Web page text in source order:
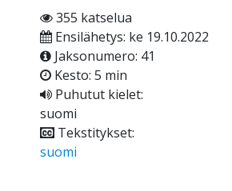
355 katselua
Ensilähetys: ke 19.10.2022
Jaksonumero: 41
Kesto: 5 min
Puhutut kielet:
suomi
Tekstitykset:
suomi